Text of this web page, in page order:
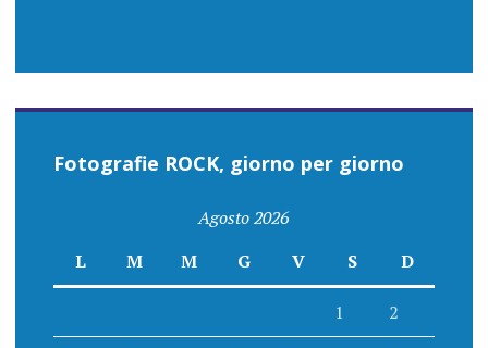
Fotografie ROCK, giorno per giorno
Agosto 2026
L
M M G V S D
1 2